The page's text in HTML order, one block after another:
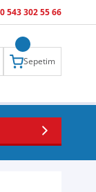
0 543 302 55 66
Sepetim